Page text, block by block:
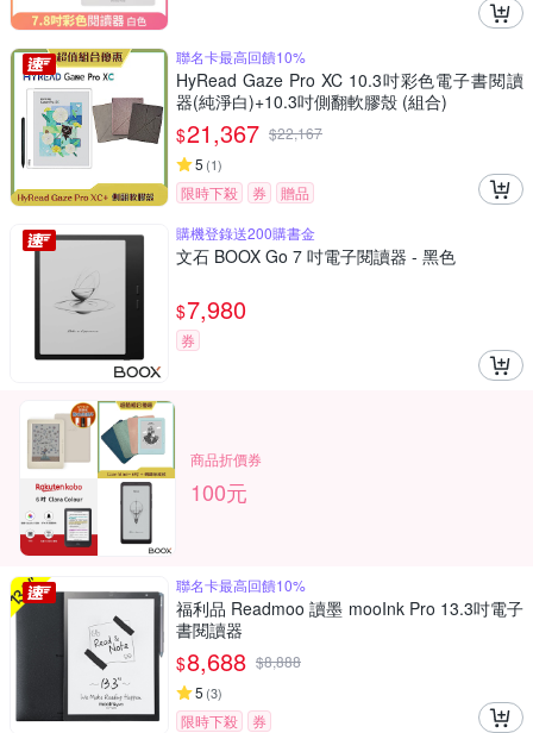
聯名卡最高回饋10%
HyRead Gaze Pro XC 10.3吋彩色電子書閱讀
器(純淨白)+10.3吋側翻軟膠殼 (組合)
$21,367 $22,167
5 (1)
限時下殺 券
贈品
購機登錄送200購書金
文石 BOOX Go 7 吋電子閱讀器 - 黑色
$7,980
券
商品折價券
100元
聯名卡最高回饋10%
福利品 Readmoo 讀墨 mooInk Pro 13.3吋電子
書閱讀器
$8,688 $8,888
5 (3)
限時下殺 券